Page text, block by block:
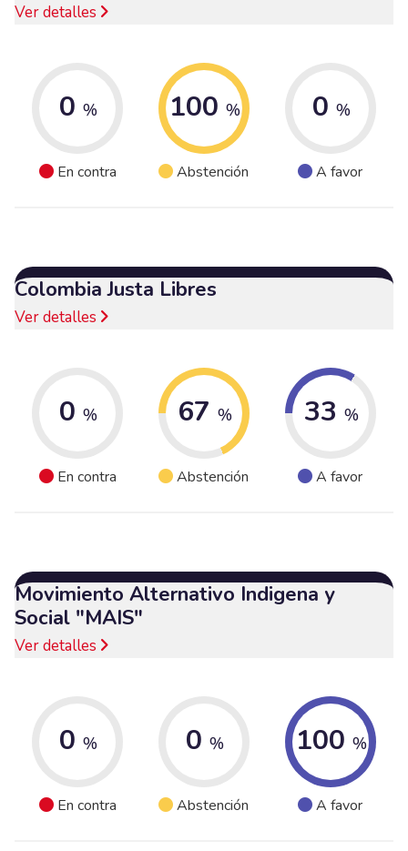
Ver detalles
0 %
En contra
100 %
Abstención
0 %
A favor
Colombia Justa Libres
Ver detalles
0 %
En contra
67 %
Abstención
33 %
A favor
Movimiento Alternativo Indigena y
Social "MAIS"
Ver detalles
0 %
En contra
0 %
Abstención
100 %
A favor